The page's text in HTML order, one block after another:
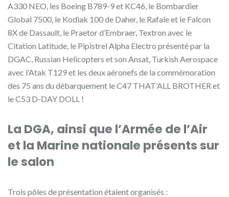
A330 NEO, les Boeing B789-9 et KC46, le Bombardier
Global 7500, le Kodiak 100 de Daher, le Rafale et le Falcon
8X de Dassault, le Praetor d’Embraer, Textron avec le
Citation Latitude, le Pipistrel Alpha Electro présenté par la
DGAC, Russian Helicopters et son Ansat, Turkish Aerospace
avec l’Atak T129 et les deux aéronefs de la commémoration
des 75 ans du débarquement le C47 THAT’ALL BROTHER et
le C53 D-DAY DOLL !
La DGA, ainsi que l’Armée de l’Air
et la Marine nationale présents sur
le salon
Trois pôles de présentation étaient organisés :